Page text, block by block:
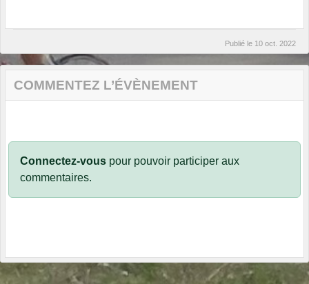
Publié le 10 oct. 2022
COMMENTEZ L’ÉVÈNEMENT
Connectez-vous pour pouvoir participer aux
commentaires.